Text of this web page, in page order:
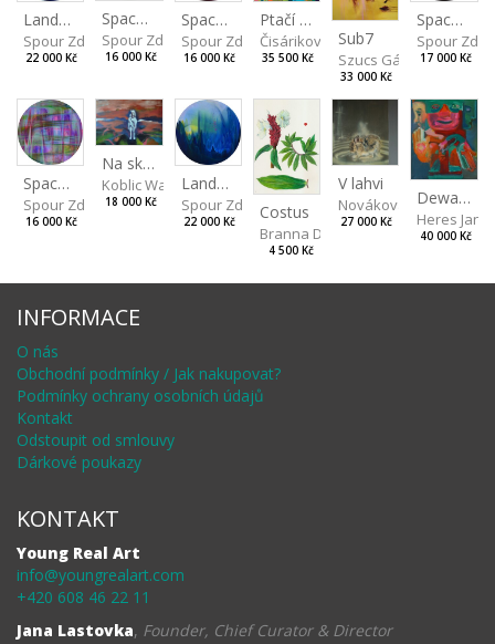
Landscape III
Spour Zdeněk
22 000 Kč
Spaces I
Spour Zdeněk
16 000 Kč
Spaces II
Spour Zdeněk
16 000 Kč
Ptačí perspektiva
Čisáriková Táňa
35 500 Kč
Sub7
Szucs Gábor
33 000 Kč
Spaces IV
Spour
17 000 Kč
Spaces III
Spour Zdeněk
16 000 Kč
Na skalách
Koblic Walterová Martina
18 000 Kč
Landscape II
Spour Zdeněk
22 000 Kč Costus
Branna Dorota
4 500 Kč
V lahvi
Nováková Blanka
27 000 Kč
Dewa pagan
Heres Jan
40 000 Kč
INFORMACE
O nás
Obchodní podmínky / Jak nakupovat?
Podmínky ochrany osobních údajů
Kontakt
Odstoupit od smlouvy
Dárkové poukazy
KONTAKT
Young Real Art
info@youngrealart.com
+420 608 46 22 11
Jana Lastovka, Founder, Chief Curator & Director